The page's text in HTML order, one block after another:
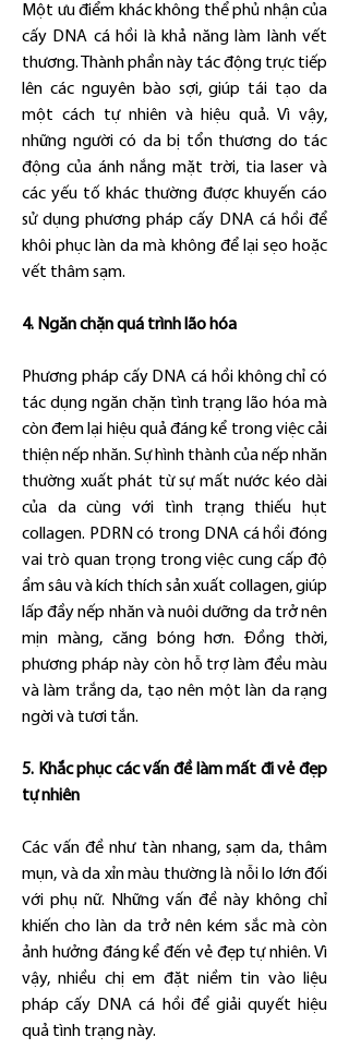
Một ưu điểm khác không thể phủ nhận của
cấy DNA cá hồi là khả năng làm lành vết
thương. Thành phần này tác động trực tiếp
lên các nguyên bào sợi, giúp tái tạo da
một cách tự nhiên và hiệu quả. Vì vậy,
những người có da bị tổn thương do tác
động của ánh nắng mặt trời, tia laser và
các yếu tố khác thường được khuyến cáo
sử dụng phương pháp cấy DNA cá hồi để
khôi phục làn da mà không để lại sẹo hoặc
vết thâm sạm.
4. Ngăn chặn quá trình lão hóa
Phương pháp cấy DNA cá hồi không chỉ có
tác dụng ngăn chặn tình trạng lão hóa mà
còn đem lại hiệu quả đáng kể trong việc cải
thiện nếp nhăn. Sự hình thành của nếp nhăn
thường xuất phát từ sự mất nước kéo dài
của da cùng với tình trạng thiếu hụt
collagen. PDRN có trong DNA cá hồi đóng
vai trò quan trọng trong việc cung cấp độ
ẩm sâu và kích thích sản xuất collagen, giúp
lấp đầy nếp nhăn và nuôi dưỡng da trở nên
mịn màng, căng bóng hơn. Đồng thời,
phương pháp này còn hỗ trợ làm đều màu
và làm trắng da, tạo nên một làn da rạng
ngời và tươi tắn.
5. Khắc phục các vấn đề làm mất đi vẻ đẹp
tự nhiên
Các vấn đề như tàn nhang, sạm da, thâm
mụn, và da xỉn màu thường là nỗi lo lớn đối
với phụ nữ. Những vấn đề này không chỉ
khiến cho làn da trở nên kém sắc mà còn
ảnh hưởng đáng kể đến vẻ đẹp tự nhiên. Vì
vậy, nhiều chị em đặt niềm tin vào liệu
pháp cấy DNA cá hồi để giải quyết hiệu
quả tình trạng này.